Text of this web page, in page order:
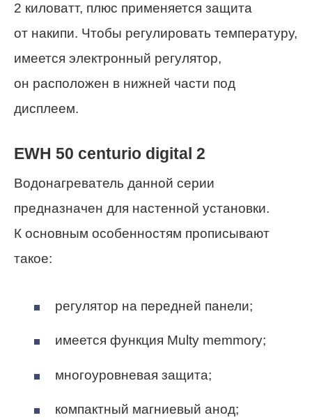
2 киловатт, плюс применяется защита
от накипи. Чтобы регулировать температуру,
имеется электронный регулятор,
он расположен в нижней части под
дисплеем.
EWH 50 centurio digital 2
Водонагреватель данной серии
предназначен для настенной установки.
К основным особенностям прописывают
такое:
регулятор на передней панели;
имеется функция Multy memmory;
многоуровневая защита;
компактный магниевый анод;